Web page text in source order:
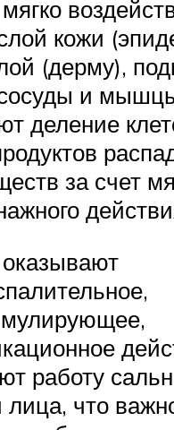
кожи
(дерму),
сосуды и
деление
за счет
работу
лица, что